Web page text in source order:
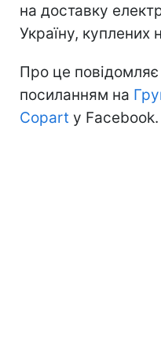
на доставку
Україну, куплених
Про це повідомляє
посиланням на
Copart у Facebook.